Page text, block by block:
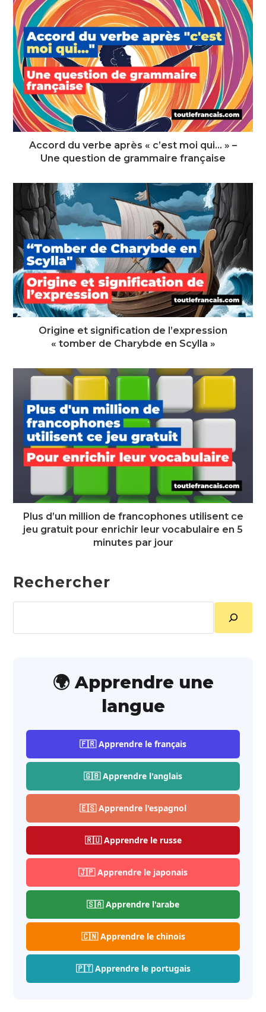
Accord du verbe après « c’est moi qui… » –
Une question de grammaire française
Origine et signification de l’expression
« tomber de Charybde en Scylla »
Plus d’un million de francophones utilisent ce
jeu gratuit pour enrichir leur vocabulaire en 5
minutes par jour
Rechercher
🌍 Apprendre une
langue
🇫🇷 Apprendre le français
🇬🇧 Apprendre l'anglais
🇪🇸 Apprendre l'espagnol
🇷🇺 Apprendre le russe
🇯🇵 Apprendre le japonais
🇸🇦 Apprendre l'arabe
🇨🇳 Apprendre le chinois
🇵🇹 Apprendre le portugais